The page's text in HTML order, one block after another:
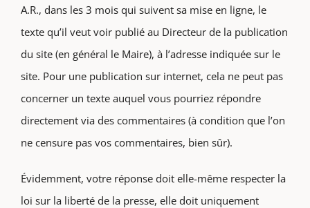
A.R., dans les 3 mois qui suivent sa mise en ligne, le
texte qu’il veut voir publié au Directeur de la publication
du site (en général le Maire), à l’adresse indiquée sur le
site. Pour une publication sur internet, cela ne peut pas
concerner un texte auquel vous pourriez répondre
directement via des commentaires (à condition que l’on
ne censure pas vos commentaires, bien sûr).
Évidemment, votre réponse doit elle-même respecter la
loi sur la liberté de la presse, elle doit uniquement